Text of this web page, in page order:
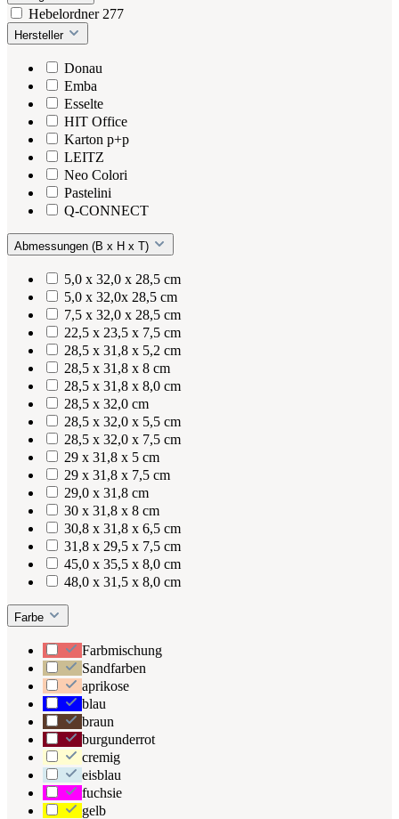
Hebelordner 277
Hersteller
Donau
Emba
Esselte
HIT Office
Karton p+p
LEITZ
Neo Colori
Pastelini
Q-CONNECT
Abmessungen (B x H x T)
5,0 x 32,0 x 28,5 cm
5,0 x 32,0x 28,5 cm
7,5 x 32,0 x 28,5 cm
22,5 x 23,5 x 7,5 cm
28,5 x 31,8 x 5,2 cm
28,5 x 31,8 x 8 cm
28,5 x 31,8 x 8,0 cm
28,5 x 32,0 cm
28,5 x 32,0 x 5,5 cm
28,5 x 32,0 x 7,5 cm
29 x 31,8 x 5 cm
29 x 31,8 x 7,5 cm
29,0 x 31,8 cm
30 x 31,8 x 8 cm
30,8 x 31,8 x 6,5 cm
31,8 x 29,5 x 7,5 cm
45,0 x 35,5 x 8,0 cm
48,0 x 31,5 x 8,0 cm
Farbe
Farbmischung
Sandfarben
aprikose
blau
braun
burgunderrot
cremig
eisblau
fuchsie
gelb